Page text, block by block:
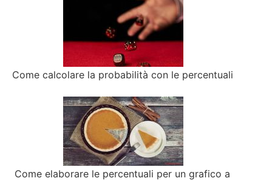
Come calcolare la probabilità con le percentuali
Come elaborare le percentuali per un grafico a